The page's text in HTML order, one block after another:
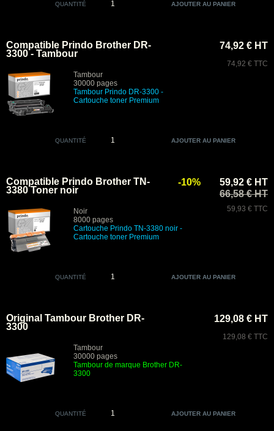
QUANTITÉ
Compatible Prindo Brother DR-
3300 - Tambour
Tambour
30000 pages
Tambour Prindo DR-3300 -
Cartouche toner Premium
74,92 € HT
74,92 € TTC
QUANTITÉ
Compatible Prindo Brother TN-
3380 Toner noir
Noir
8000 pages
Cartouche Prindo TN-3380 noir -
Cartouche toner Premium
59,92 € HT
66,58 € HT
59,93 € TTC
-10%
QUANTITÉ
Original Tambour Brother DR-
3300
Tambour
30000 pages
Tambour de marque Brother DR-
3300
129,08 € HT
129,08 € TTC
QUANTITÉ